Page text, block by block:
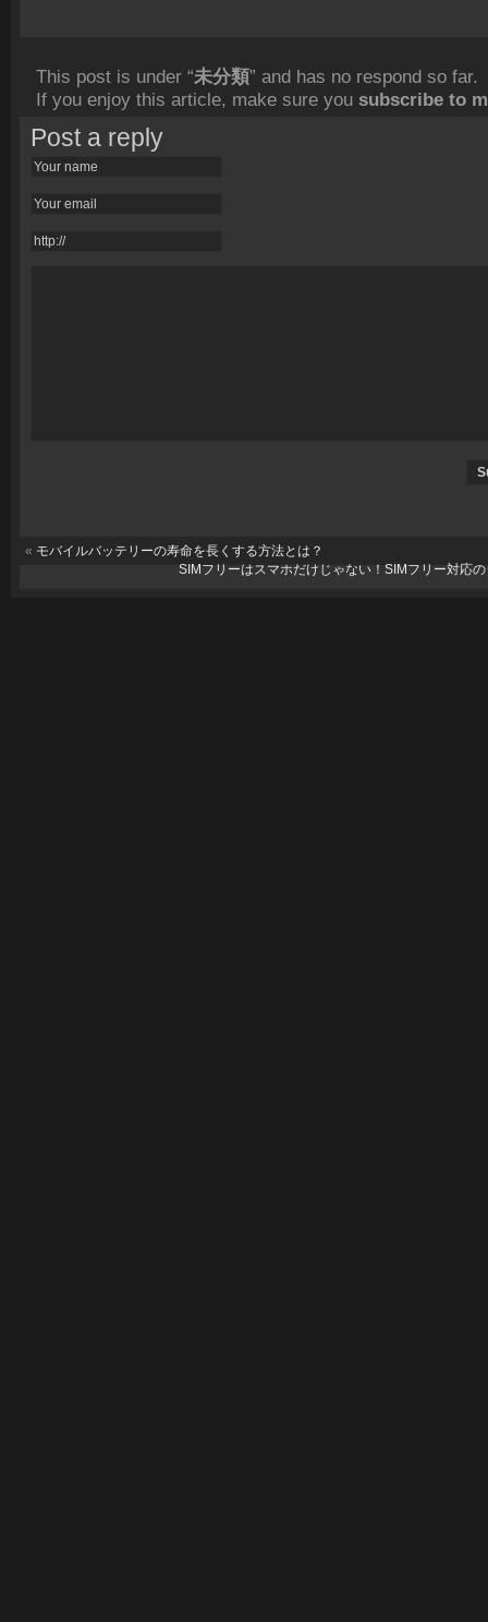
This post is under “未分類” and has no respond so far.
If you enjoy this article, make sure you subscribe to
Post a reply
« モバイルバッテリーの寿命を長くする方法とは？
SIMフリーはスマホだけじゃない！SIMフリー対応